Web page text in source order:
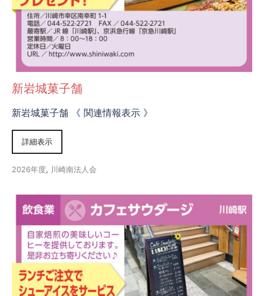
新岩城菓子舗
新岩城菓子舗 《 関連情報表示 》
詳細表示
2026年度, 川崎南法人会